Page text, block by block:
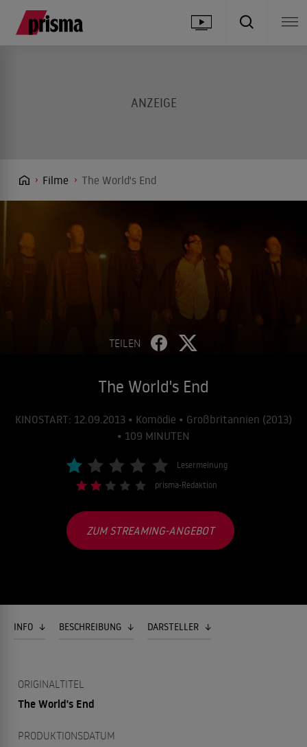
Filme The World's End
TEILEN
The World's End
KINOSTART: 12.09.2013 • Komödie • Großbritannien (2013)
• 109 MINUTEN
Lesermeinung
prisma-Redaktion
ZUM STREAMING-ANGEBOT
INFO BESCHREIBUNG DARSTELLER
ORIGINALTITEL
The World's End
PRODUKTIONSDATUM